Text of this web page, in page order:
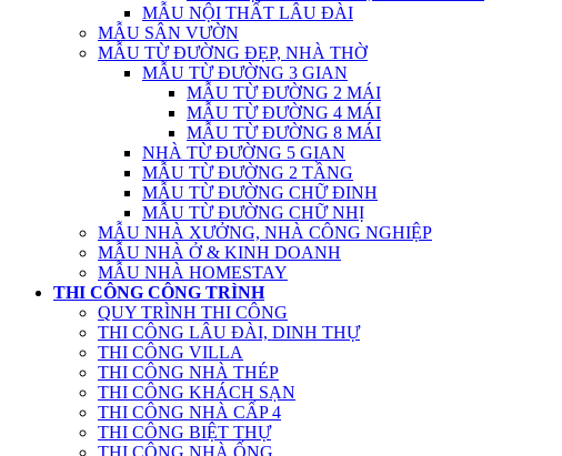
MẪU NỘI THẤT LÂU ĐÀI
MẪU SÂN VƯỜN
MẪU TỪ ĐƯỜNG ĐẸP, NHÀ THỜ
MẪU TỪ ĐƯỜNG 3 GIAN
MẪU TỪ ĐƯỜNG 2 MÁI
MẪU TỪ ĐƯỜNG 4 MÁI
MẪU TỪ ĐƯỜNG 8 MÁI
NHÀ TỪ ĐƯỜNG 5 GIAN
MẪU TỪ ĐƯỜNG 2 TẦNG
MẪU TỪ ĐƯỜNG CHỮ ĐINH
MẪU TỪ ĐƯỜNG CHỮ NHỊ
MẪU NHÀ XƯỞNG, NHÀ CÔNG NGHIỆP
MẪU NHÀ Ở & KINH DOANH
MẪU NHÀ HOMESTAY
THI CÔNG CÔNG TRÌNH
QUY TRÌNH THI CÔNG
THI CÔNG LÂU ĐÀI, DINH THỰ
THI CÔNG VILLA
THI CÔNG NHÀ THÉP
THI CÔNG KHÁCH SẠN
THI CÔNG NHÀ CẤP 4
THI CÔNG BIỆT THỰ
THI CÔNG NHÀ ỐNG